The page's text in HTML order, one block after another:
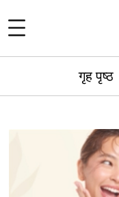
गृह पृष्ठ